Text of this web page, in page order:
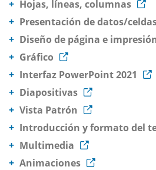
Hojas, líneas, columnas
Presentación de datos/
Diseño de página e
Gráfico
Interfaz PowerPoint 2021
Diapositivas
Vista Patrón
Introducción y formato del
Multimedia
Animaciones